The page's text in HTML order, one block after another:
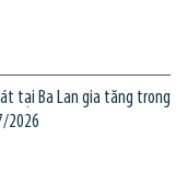
tại Ba Lan gia tăng trong
2026